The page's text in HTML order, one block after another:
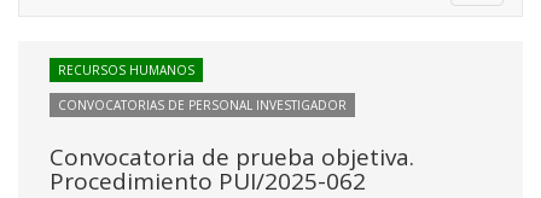
RECURSOS HUMANOS
CONVOCATORIAS DE PERSONAL INVESTIGADOR
Convocatoria de prueba objetiva.
Procedimiento PUI/2025-062